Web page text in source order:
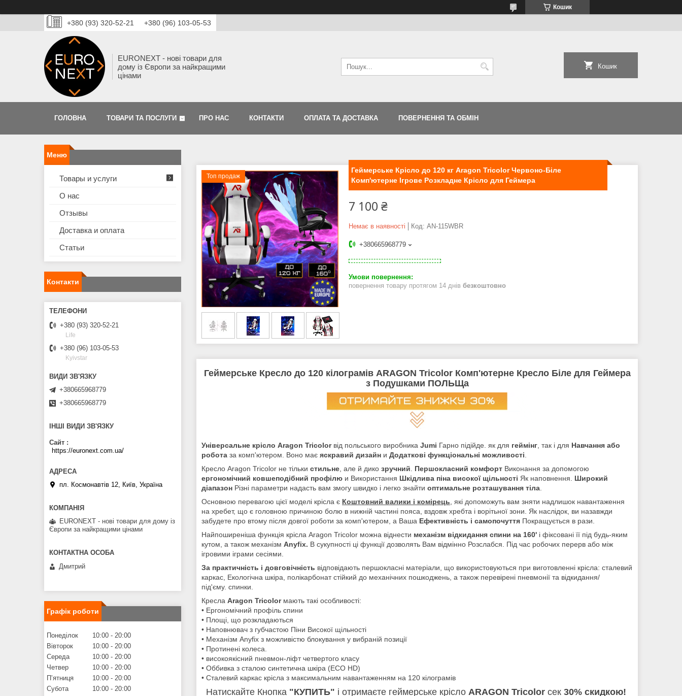
Кошик
+380 (93) 320-52-21 +380 (96) 103-05-53
EURONEXT - нові товари для
дому із Європи за найкращими
цінами
Кошик
ГОЛОВНА ТОВАРИ ТА ПОСЛУГИ ПРО НАС КОНТАКТИ ОПЛАТА ТА ДОСТАВКА ПОВЕРНЕННЯ ТА ОБМІН
Топ продаж
Геймерське Крісло до 120 кг Aragon Tricolor Червоно-Біле
Комп'ютерне Ігрове Розкладне Крісло для Геймера
7 100 ₴
Немає в наявності Код: AN-115WBR
+380665968779
повернення товару протягом 14 днів безкоштовно
Геймерське Кресло до 120 кілограмів ARAGON Tricolor Комп'ютерне Кресло Біле для Геймера
з Подушками ПОЛЬЩа
Універсальне крісло Aragon Tricolorвід польського виробника Jumi Гарно підійде. як для геймінг , так і для Навчання або
робота за комп'ютером. Воно має яскравий дизайн и Додаткові функціональні можливості
Кресло Aragon Tricolor не тільки стильне , але й дико зручний Першокласний комфорт Виконання за допомогою
ергономічний ковшеподібний профілю и Використання Шкідлива піна високої щільності Як наповнення. Широкий
діапазон Різні параметри надасть вам змогу швидко і легко знайти оптимальне розташування тіла
Основною перевагою цієї моделі крісла є Коштовний валики і комірець , які допоможуть вам зняти надлишок навантаження
на хребет, що є головною причиною болю в нижній частині пояса, вздовж хребта і ворітьної зони. Як наслідок, ви назавжди
забудете про втому після довгої роботи за комп'ютером, а Ваша Ефективність і самопочуття Покращується в рази.
Найпоширеніша функція крісла Aragon Tricolor можна віднести механізм відкидання спини на 160' і фіксовані її під будь-яким
кутом, а також механізм Anyfix. В сукупності ці функції дозволять Вам відмінно Розслабся. Під час робочих перерв або між
ігровими іграми сесіями.
За практичність і довговічність відповідають першокласні матеріали, що використовуються при виготовленні крісла: сталевий
каркас, Екологічна шкіра, полікарбонат стійкий до механічних пошкоджень, а також перевірені пневмонії та відкидання/
під'єму. спинки.
Кресла Aragon Tricolor мають такі особливості:
• Ергономічний профіль спини
• Площі, що розкладаються
• Наповнювач з губчастою Піни Високої щільності
• Механізм Anyfix з можливістю блокування у вибраній позиції
• Протинені колеса.
• високоякісний пневмон-ліфт четвертого класу
• Оббивка з сталою синтетична шкіра (ECO HD)
• Сталевий каркас крісла з максимальним навантаженням на 120 кілограмів
Натискайте Кнопка "КУПИТЬ" і отримаєте геймерське кріслоARAGON Tricolor сек 30% скидкою!
Товары и услуги
О нас
Отзывы
Доставка и оплата
Статьи
Контакти
+380 (93) 320-52-21
Life
+380 (96) 103-05-53
Kyivstar
+380665968779
+380665968779
ІНШІ ВИДИ ЗВ'ЯЗКУ
Сайт
https://euronext.com.ua/
пл. Космонавтів 12, Київ, Україна
EURONEXT - нові товари для дому із
Європи за найкращими цінами
Дмитрий
Графік роботи
Понеділок 10:00
20:00
Вівторок
10:00
20:00
Середа
10:00
20:00
Четвер
10:00
20:00
Пʼятниця
10:00
20:00
Субота
10:00
20:00